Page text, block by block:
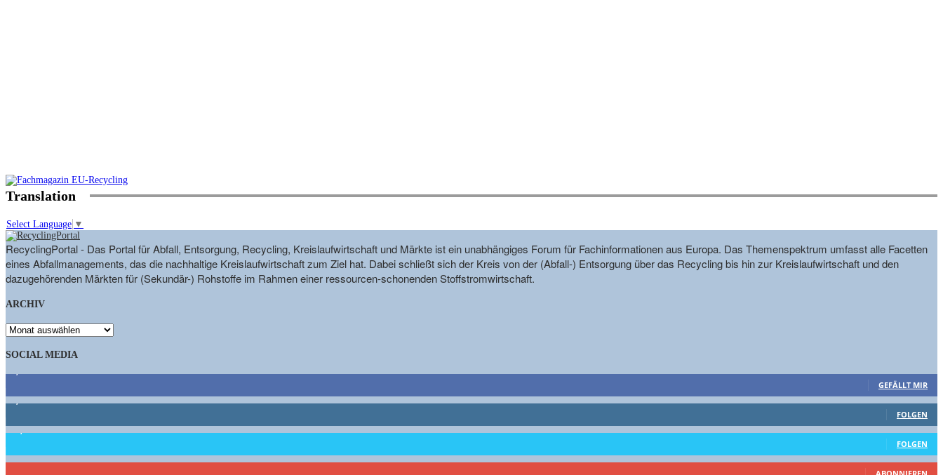
Translation
Select Language ▼
RecyclingPortal - Das Portal für Abfall, Entsorgung, Recycling, Kreislaufwirtschaft und Märkte ist ein unabhängiges Forum für Fachinformationen aus Europa. Das Themenspektrum umfasst alle Facetten
eines Abfallmanagements, das die nachhaltige Kreislaufwirtschaft zum Ziel hat. Dabei schließt sich der Kreis von der (Abfall-) Entsorgung über das Recycling bis hin zur Kreislaufwirtschaft und den
dazugehörenden Märkten für (Sekundär-) Rohstoffe im Rahmen einer ressourcen-schonenden Stoffstromwirtschaft.
ARCHIV
ARCHIV
SOCIAL MEDIA
GEFÄLLT MIR
1,662 Follower
FOLGEN
15,658 Follower
FOLGEN
460 Abonnenten